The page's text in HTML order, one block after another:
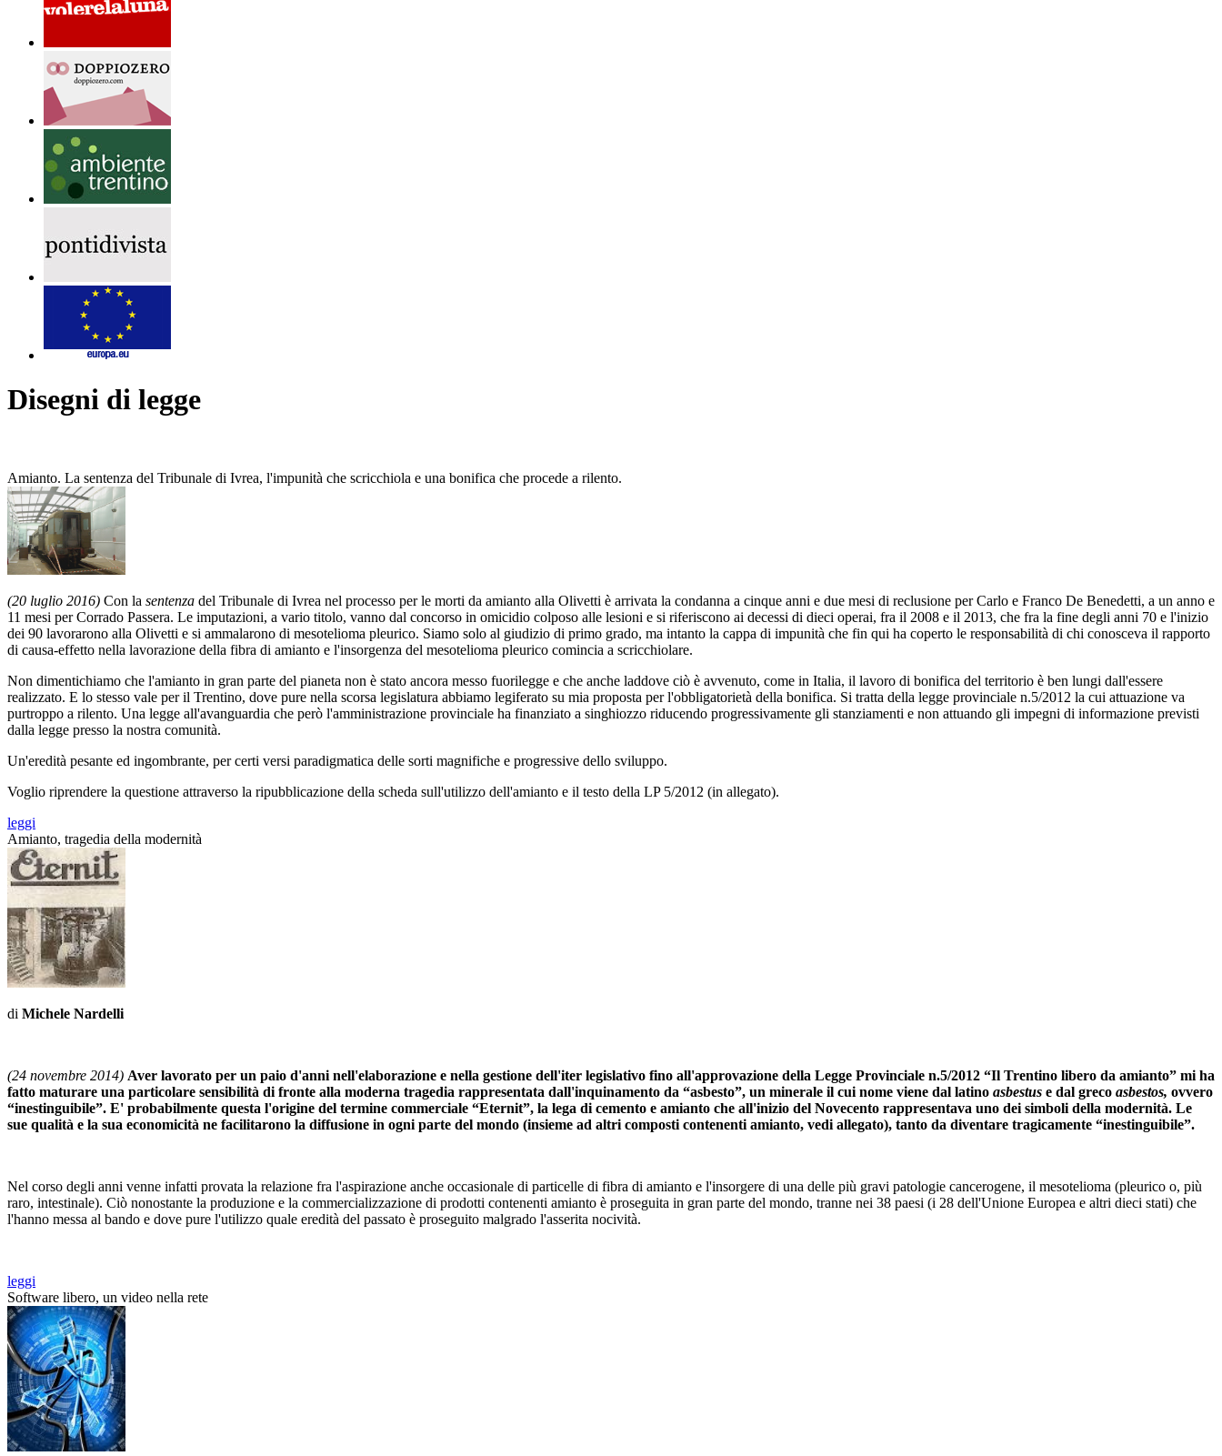
Disegni di legge
Amianto. La sentenza del Tribunale di Ivrea, l'impunità che scricchiola e una bonifica che procede a rilento.
(20 luglio 2016) Con la sentenza del Tribunale di Ivrea nel processo per le morti da amianto alla Olivetti è arrivata la condanna a cinque anni e due mesi di reclusione per Carlo e Franco De Benedetti, a un anno e
11 mesi per Corrado Passera. Le imputazioni, a vario titolo, vanno dal concorso in omicidio colposo alle lesioni e si riferiscono ai decessi di dieci operai, fra il 2008 e il 2013, che fra la fine degli anni 70 e l'inizio
dei 90 lavorarono alla Olivetti e si ammalarono di mesotelioma pleurico. Siamo solo al giudizio di primo grado, ma intanto la cappa di impunità che fin qui ha coperto le responsabilità di chi conosceva il rapporto
di causa-effetto nella lavorazione della fibra di amianto e l'insorgenza del mesotelioma pleurico comincia a scricchiolare.
Non dimentichiamo che l'amianto in gran parte del pianeta non è stato ancora messo fuorilegge e che anche laddove ciò è avvenuto, come in Italia, il lavoro di bonifica del territorio è ben lungi dall'essere
realizzato. E lo stesso vale per il Trentino, dove pure nella scorsa legislatura abbiamo legiferato su mia proposta per l'obbligatorietà della bonifica. Si tratta della legge provinciale n.5/2012 la cui attuazione va
purtroppo a rilento. Una legge all'avanguardia che però l'amministrazione provinciale ha finanziato a singhiozzo riducendo progressivamente gli stanziamenti e non attuando gli impegni di informazione previsti
dalla legge presso la nostra comunità.
Un'eredità pesante ed ingombrante, per certi versi paradigmatica delle sorti magnifiche e progressive dello sviluppo.
Voglio riprendere la questione attraverso la ripubblicazione della scheda sull'utilizzo dell'amianto e il testo della LP 5/2012 (in allegato).
leggi
Amianto, tragedia della modernità
di Michele Nardelli
(24 novembre 2014) Aver lavorato per un paio d'anni nell'elaborazione e nella gestione dell'iter legislativo fino all'approvazione della Legge Provinciale n.5/2012 “Il Trentino libero da amianto” mi ha
fatto maturare una particolare sensibilità di fronte alla moderna tragedia rappresentata dall'inquinamento da “asbesto”, un minerale il cui nome viene dal latino asbestus e dal greco asbestos, ovvero
“inestinguibile”. E' probabilmente questa l'origine del termine commerciale “Eternit”, la lega di cemento e amianto che all'inizio del Novecento rappresentava uno dei simboli della modernità. Le
sue qualità e la sua economicità ne facilitarono la diffusione in ogni parte del mondo (insieme ad altri composti contenenti amianto, vedi allegato), tanto da diventare tragicamente “inestinguibile”.
Nel corso degli anni venne infatti provata la relazione fra l'aspirazione anche occasionale di particelle di fibra di amianto e l'insorgere di una delle più gravi patologie cancerogene, il mesotelioma (pleurico o, più
raro, intestinale). Ciò nonostante la produzione e la commercializzazione di prodotti contenenti amianto è proseguita in gran parte del mondo, tranne nei 38 paesi (i 28 dell'Unione Europea e altri dieci stati) che
l'hanno messa al bando e dove pure l'utilizzo quale eredità del passato è proseguito malgrado l'asserita nocività.
leggi
Software libero, un video nella rete